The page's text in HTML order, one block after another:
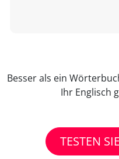
Besser als ein
Ihr Englisch
TESTEN